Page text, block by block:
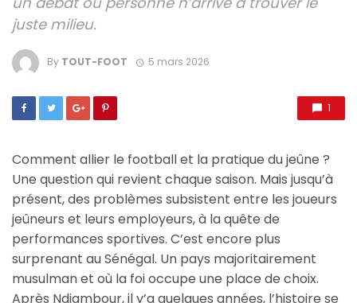
juste milieu.
By TOUT-FOOT 5 mars 2026
1
Comment allier le football et la pratique du jeûne ?
Une question qui revient chaque saison. Mais jusqu’à
présent, des problèmes subsistent entre les joueurs
jeûneurs et leurs employeurs, à la quête de
performances sportives. C’est encore plus
surprenant au Sénégal. Un pays majoritairement
musulman et où la foi occupe une place de choix.
Après Ndiambour, il y’a quelques années, l’histoire se